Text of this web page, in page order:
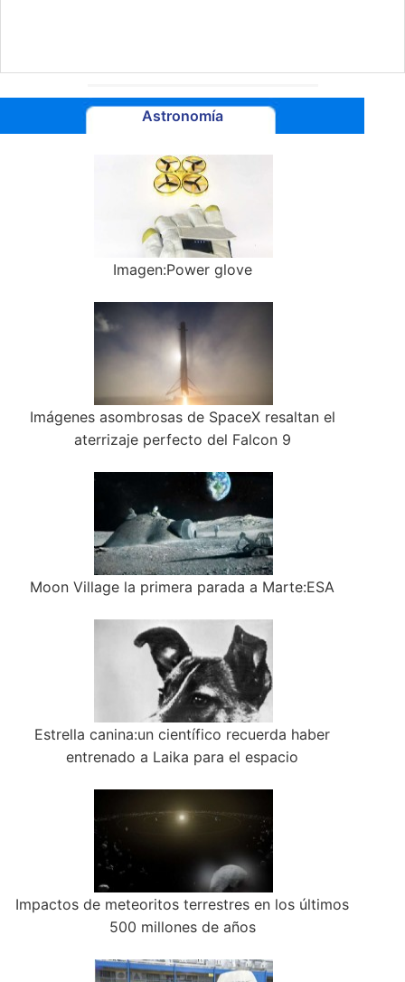
Astronomía
Imagen:Power glove
Imágenes asombrosas de SpaceX resaltan el
aterrizaje perfecto del Falcon 9
Moon Village la primera parada a Marte:ESA
Estrella canina:un científico recuerda haber
entrenado a Laika para el espacio
Impactos de meteoritos terrestres en los últimos
500 millones de años